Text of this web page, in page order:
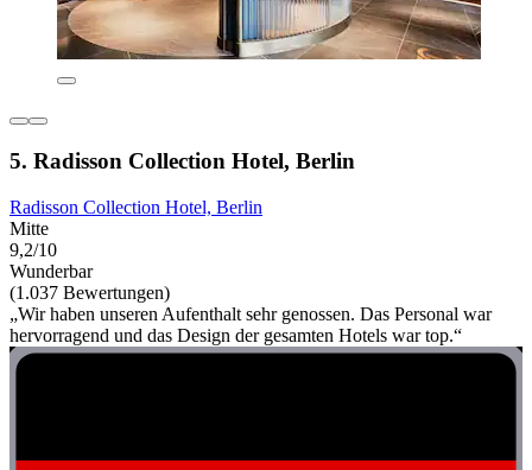
5. Radisson Collection Hotel, Berlin
Radisson Collection Hotel, Berlin
Mitte
9,2/10
Wunderbar
(1.037 Bewertungen)
„Wir haben unseren Aufenthalt sehr genossen. Das Personal war
hervorragend und das Design der gesamten Hotels war top.“